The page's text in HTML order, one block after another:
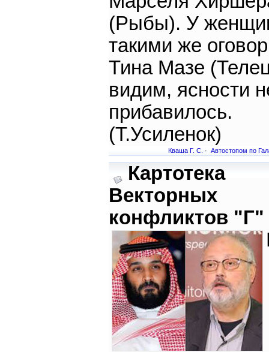
(Рыбы). У
такими же
Тина Мазе
видим, ясности
прибавилось.
(Т.Усиленок)
Кваша Г. С. · Автостопом по
Картотека
Векторных
конфликтов "Г"